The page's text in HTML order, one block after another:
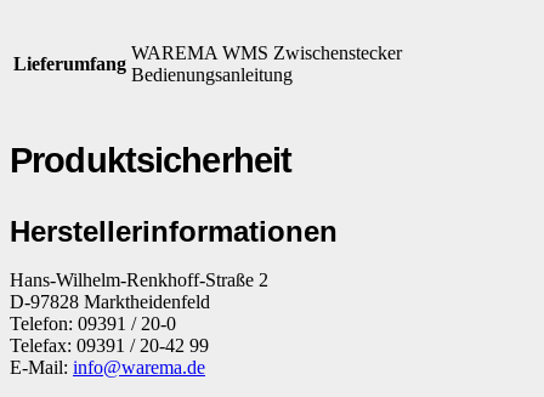
Lieferumfang
WAREMA WMS Zwischenstecker
Bedienungsanleitung
Produktsicherheit
Herstellerinformationen
Hans-Wilhelm-Renkhoff-Straße 2
D-97828 Marktheidenfeld
Telefon: 09391 / 20-0
Telefax: 09391 / 20-42 99
E-Mail: info@warema.de